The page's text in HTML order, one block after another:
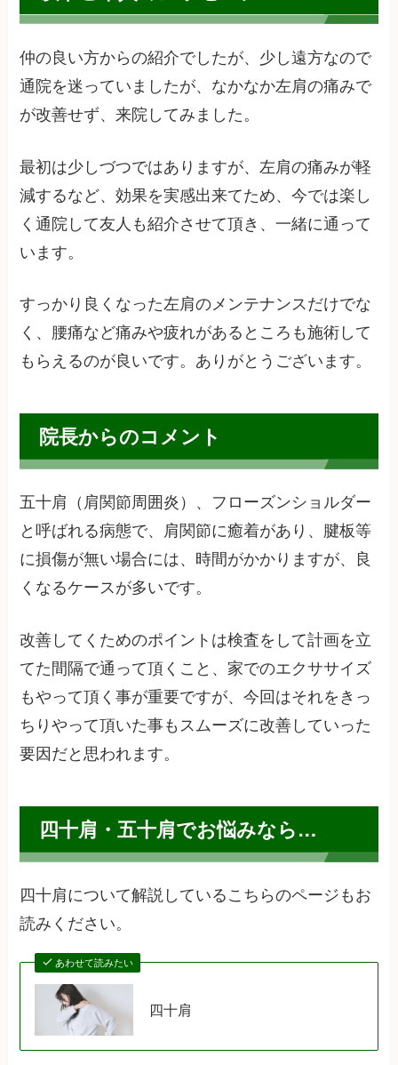
仲の良い方からの紹介でしたが、少し遠方なので
通院を迷っていましたが、なかなか左肩の痛みで
が改善せず、来院してみました。
最初は少しづつではありますが、左肩の痛みが軽
減するなど、効果を実感出来てため、今では楽し
く通院して友人も紹介させて頂き、一緒に通って
います。
すっかり良くなった左肩のメンテナンスだけでな
く、腰痛など痛みや疲れがあるところも施術して
もらえるのが良いです。ありがとうございます。
院長からのコメント
五十肩（肩関節周囲炎）、フローズンショルダー
と呼ばれる病態で、肩関節に癒着があり、腱板等
に損傷が無い場合には、時間がかかりますが、良
くなるケースが多いです。
改善してくためのポイントは検査をして計画を立
てた間隔で通って頂くこと、家でのエクササイズ
もやって頂く事が重要ですが、今回はそれをきっ
ちりやって頂いた事もスムーズに改善していった
要因だと思われます。
四十肩・五十肩でお悩みなら…
四十肩について解説しているこちらのページもお
読みください。
あわせて読みたい
四十肩